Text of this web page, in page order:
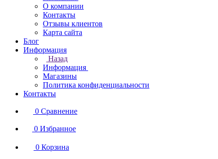
О компании
Контакты
Отзывы клиентов
Карта сайта
Блог
Информация
Назад
Информация
Магазины
Политика конфиденциальности
Контакты
0 Сравнение
0 Избранное
0 Корзина